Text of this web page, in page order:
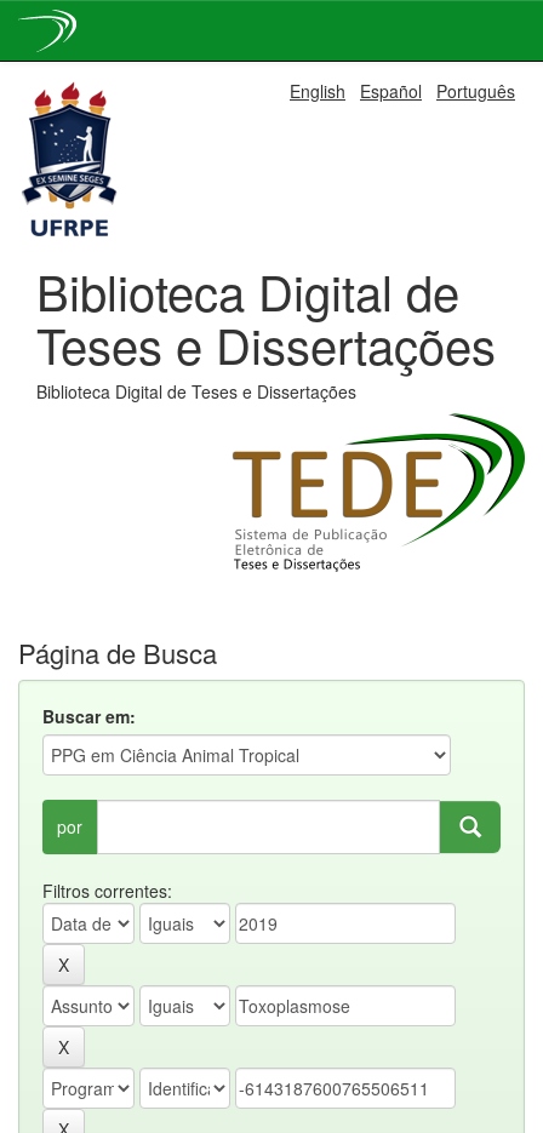
navigation
English Español Português
Biblioteca Digital de
Teses e Dissertações
Biblioteca Digital de Teses e Dissertações
Página de Busca
Buscar em:
por
Filtros correntes: